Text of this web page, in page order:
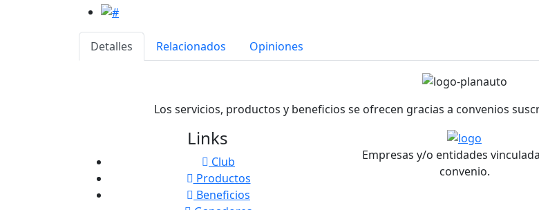
Detalles Relacionados Opiniones
Los servicios, productos y beneficios se ofrecen gracias a convenios
Links
Club
Productos
Beneficios
Empresas y/o entidades
convenio.